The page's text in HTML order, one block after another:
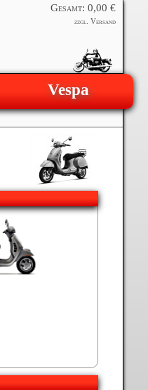
Gesamt: 0,00 €
zzgl. Versand
Vespa